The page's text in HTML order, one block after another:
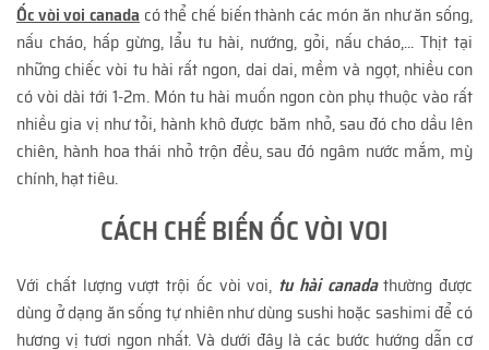
Ốc vòi voi canadacó thể chế biến thành các món ăn như ăn sống,
nấu cháo, hấp gừng, lẩu tu hài, nướng, gỏi, nấu cháo,... Thịt tại
những chiếc vòi tu hài rất ngon, dai dai, mềm và ngọt, nhiều con
có vòi dài tới 1-2m. Món tu hài muốn ngon còn phụ thuộc vào rất
nhiều gia vị như tỏi, hành khô được băm nhỏ, sau đó cho dầu lên
chiên, hành hoa thái nhỏ trộn đều, sau đó ngâm nước mắm, mỳ
chính, hạt tiêu.
CÁCH CHẾ BIẾN ỐC VÒI VOI
Với chất lượng vượt trội ốc vòi voi, tu hài canadathường được
dùng ở dạng ăn sống tự nhiên như dùng sushi hoặc sashimi để có
hương vị tươi ngon nhất. Và dưới đây là các bước hướng dẫn cơ